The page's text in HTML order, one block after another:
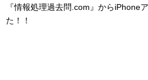
『情報処理過去問.com』からiPhone
た！！